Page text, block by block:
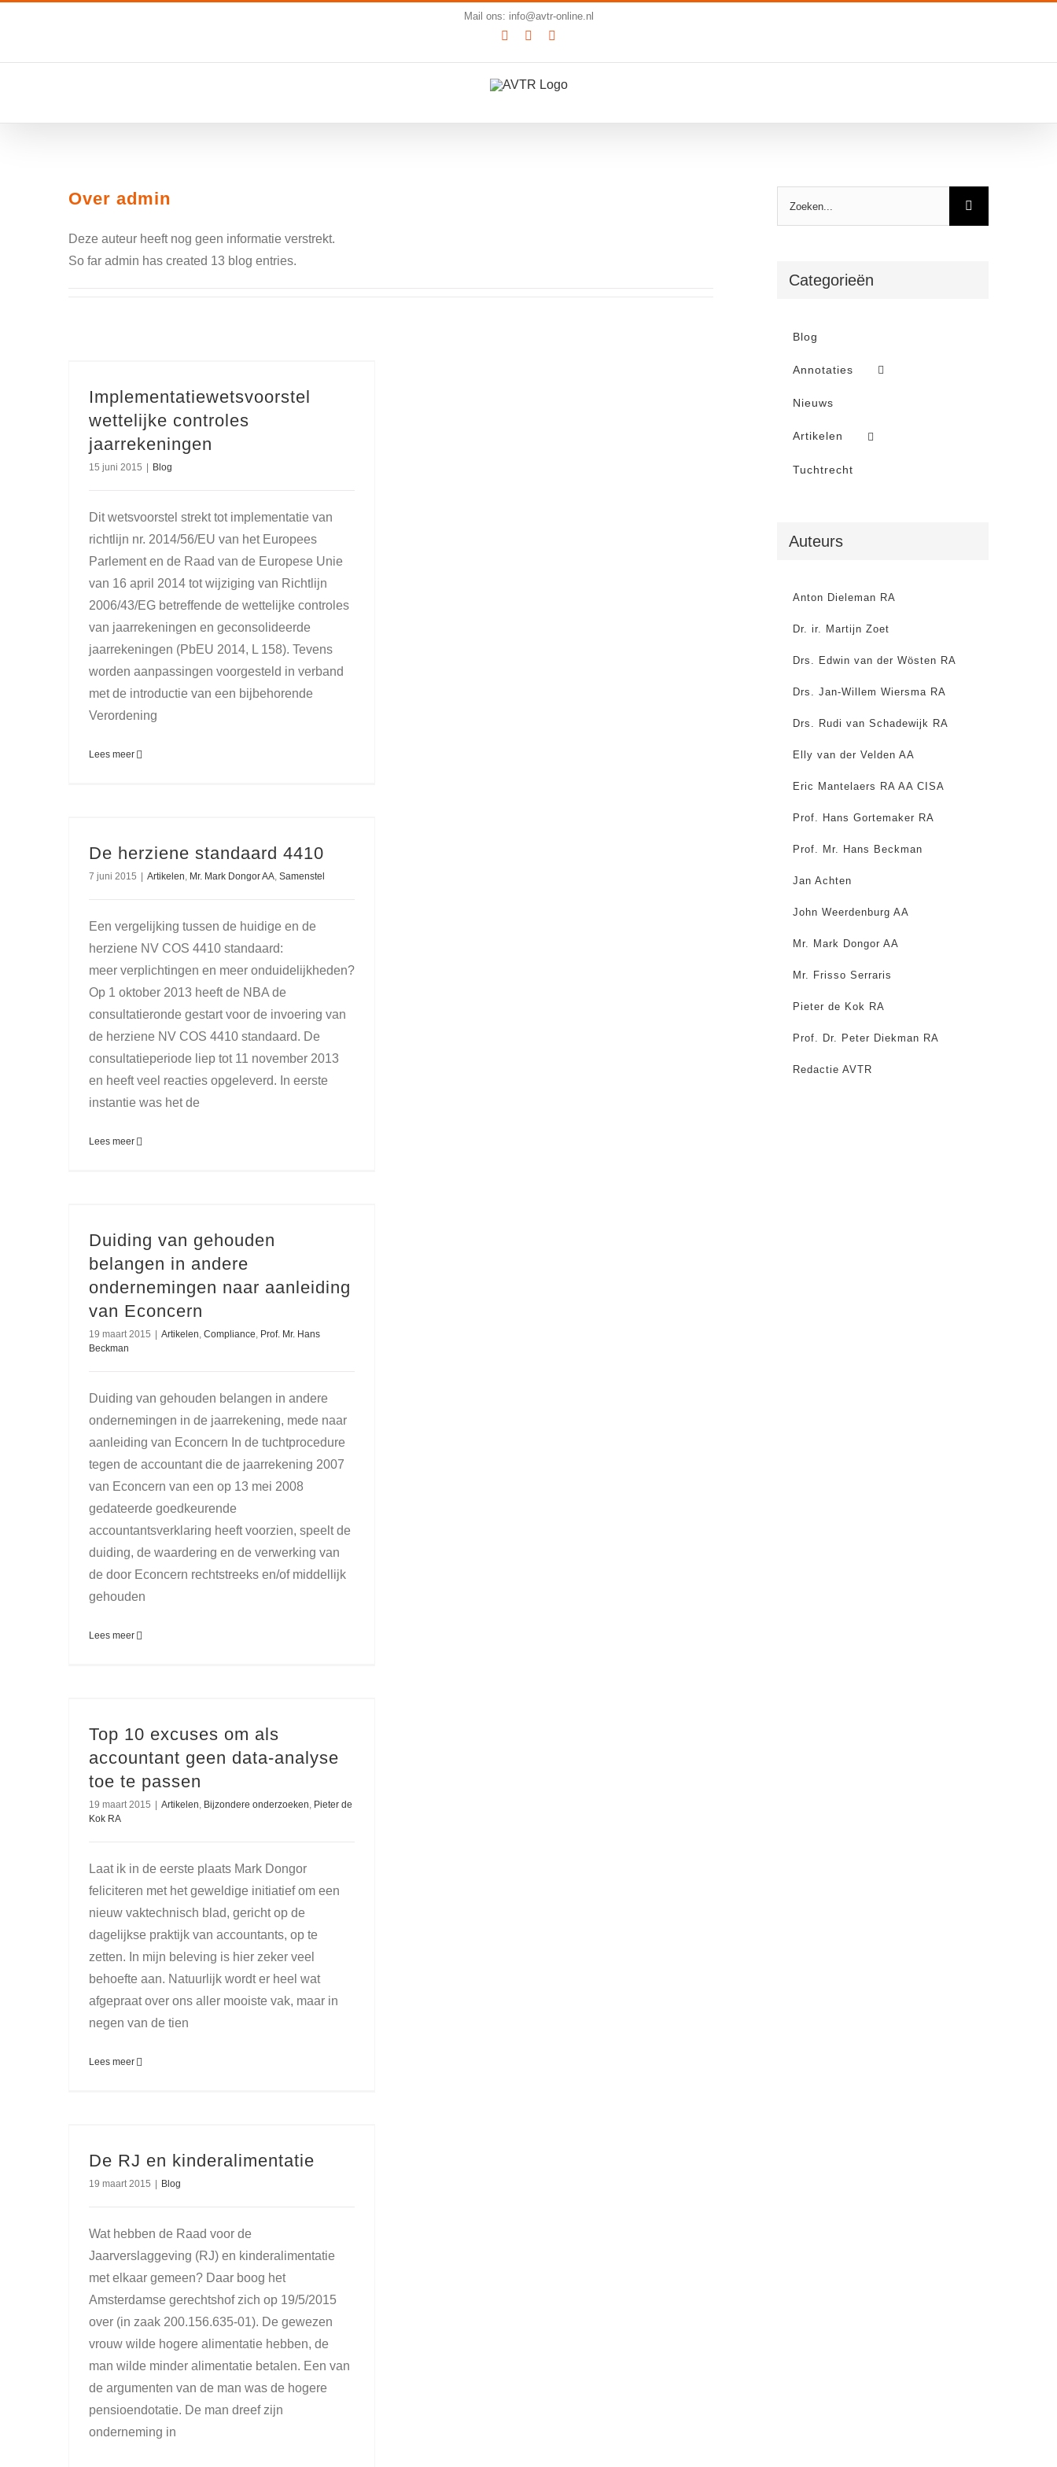
Mail ons: info@avtr-online.nl
YouTubeLinkedIn
Over admin
Deze auteur heeft nog geen informatie verstrekt.
So far admin has created 13 blog entries.
Implementatiewetsvoorstel
wettelijke controles
jaarrekeningen
15 juni 2015 Blog
Dit wetsvoorstel strekt tot implementatie van
richtlijn nr. 2014/56/EU van het Europees
Parlement en de Raad van de Europese Unie
van 16 april 2014 tot wijziging van Richtlijn
2006/43/EG betreffende de wettelijke controles
van jaarrekeningen en geconsolideerde
jaarrekeningen (PbEU 2014, L 158). Tevens
worden aanpassingen voorgesteld in verband
met de introductie van een bijbehorende
Verordening
Lees meer
De herziene standaard 4410
7 juni 2015 Artikelen, Mr. Mark Dongor AA, Samenstel
Een vergelijking tussen de huidige en de
herziene NV COS 4410 standaard:
meer verplichtingen en meer onduidelijkheden?
Op 1 oktober 2013 heeft de NBA de
consultatieronde gestart voor de invoering van
de herziene NV COS 4410 standaard. De
consultatieperiode liep tot 11 november 2013
en heeft veel reacties opgeleverd. In eerste
instantie was het de
Lees meer
Duiding van gehouden
belangen in andere
ondernemingen naar aanleiding
van Econcern
19 maart 2015 Artikelen, Compliance, Prof. Mr. Hans
Beckman
Duiding van gehouden belangen in andere
ondernemingen in de jaarrekening, mede naar
aanleiding van Econcern In de tuchtprocedure
tegen de accountant die de jaarrekening 2007
van Econcern van een op 13 mei 2008
gedateerde goedkeurende
accountantsverklaring heeft voorzien, speelt de
duiding, de waardering en de verwerking van
de door Econcern rechtstreeks en/of middellijk
gehouden
Lees meer
Top 10 excuses om als
accountant geen data-analyse
toe te passen
19 maart 2015 Artikelen, Bijzondere onderzoeken, Pieter de
Kok RA
Laat ik in de eerste plaats Mark Dongor
feliciteren met het geweldige initiatief om een
nieuw vaktechnisch blad, gericht op de
dagelijkse praktijk van accountants, op te
zetten. In mijn beleving is hier zeker veel
behoefte aan. Natuurlijk wordt er heel wat
afgepraat over ons aller mooiste vak, maar in
negen van de tien
Lees meer
De RJ en kinderalimentatie
19 maart 2015 Blog
Wat hebben de Raad voor de
Jaarverslaggeving (RJ) en kinderalimentatie
met elkaar gemeen? Daar boog het
Amsterdamse gerechtshof zich op 19/5/2015
over (in zaak 200.156.635-01). De gewezen
vrouw wilde hogere alimentatie hebben, de
man wilde minder alimentatie betalen. Een van
de argumenten van de man was de hogere
pensioendotatie. De man dreef zijn
onderneming in
Categorieën
Blog
Annotaties
Nieuws
Artikelen
Tuchtrecht
Auteurs
Anton Dieleman RA
Dr. ir. Martijn Zoet
Drs. Edwin van der Wösten RA
Drs. Jan-Willem Wiersma RA
Drs. Rudi van Schadewijk RA
Elly van der Velden AA
Eric Mantelaers RA AA CISA
Prof. Hans Gortemaker RA
Prof. Mr. Hans Beckman
Jan Achten
John Weerdenburg AA
Mr. Mark Dongor AA
Mr. Frisso Serraris
Pieter de Kok RA
Prof. Dr. Peter Diekman RA
Redactie AVTR